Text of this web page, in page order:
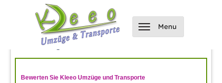
Hier kannst du uns bewerten und
Bewertungen einsehen
Bewerten Sie Kleeo Umzüge und Transporte